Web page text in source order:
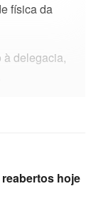
física da
à delegacia,
hoje